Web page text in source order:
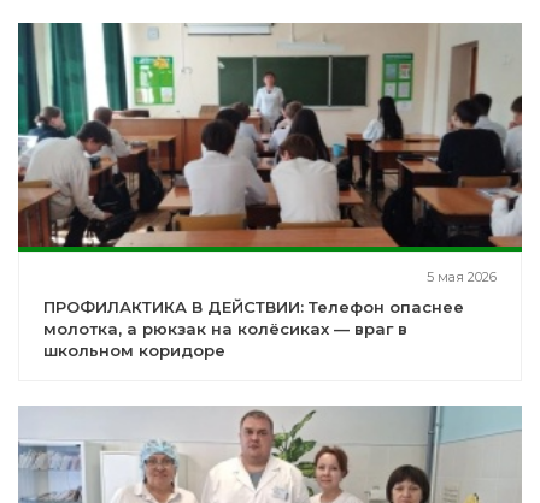
5 мая 2026
ПРОФИЛАКТИКА В ДЕЙСТВИИ: Телефон опаснее
молотка, а рюкзак на колёсиках — враг в
школьном коридоре